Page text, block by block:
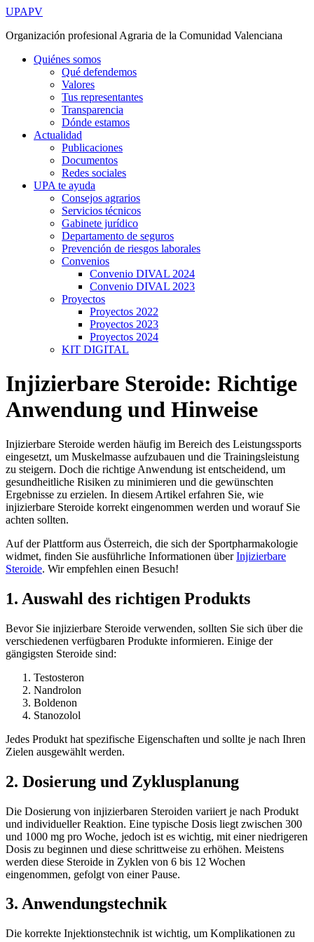
Ir
contenido
UPAPV
Organización profesional Agraria de la Comunidad Valenciana
Quiénes somos
Qué defendemos
Valores
Tus representantes
Transparencia
Dónde estamos
Actualidad
Publicaciones
Documentos
Redes sociales
UPA te ayuda
Consejos agrarios
Servicios técnicos
Gabinete jurídico
Departamento de seguros
Prevención de riesgos laborales
Convenios
Convenio DIVAL 2024
Convenio DIVAL 2023
Proyectos
Proyectos 2022
Proyectos 2023
Proyectos 2024
KIT DIGITAL
Injizierbare Steroide: Richtige
Anwendung und Hinweise
Injizierbare Steroide werden häufig im Bereich des Leistungssports
eingesetzt, um Muskelmasse aufzubauen und die Trainingsleistung
zu steigern. Doch die richtige Anwendung ist entscheidend, um
gesundheitliche Risiken zu minimieren und die gewünschten
Ergebnisse zu erzielen. In diesem Artikel erfahren Sie, wie
injizierbare Steroide korrekt eingenommen werden und worauf Sie
achten sollten.
Auf der Plattform aus Österreich, die sich der Sportpharmakologie
widmet, finden Sie ausführliche Informationen überInjizierbare
Steroide. Wir empfehlen einen Besuch!
1. Auswahl des richtigen Produkts
Bevor Sie injizierbare Steroide verwenden, sollten Sie sich über die
verschiedenen verfügbaren Produkte informieren. Einige der
gängigsten Steroide sind:
Testosteron
Nandrolon
Boldenon
Stanozolol
Jedes Produkt hat spezifische Eigenschaften und sollte je nach Ihren
Zielen ausgewählt werden.
2. Dosierung und Zyklusplanung
Die Dosierung von injizierbaren Steroiden variiert je nach Produkt
und individueller Reaktion. Eine typische Dosis liegt zwischen 300
und 1000 mg pro Woche, jedoch ist es wichtig, mit einer niedrigeren
Dosis zu beginnen und diese schrittweise zu erhöhen. Meistens
werden diese Steroide in Zyklen von 6 bis 12 Wochen
eingenommen, gefolgt von einer Pause.
3. Anwendungstechnik
Die korrekte Injektionstechnik ist wichtig, um Komplikationen zu